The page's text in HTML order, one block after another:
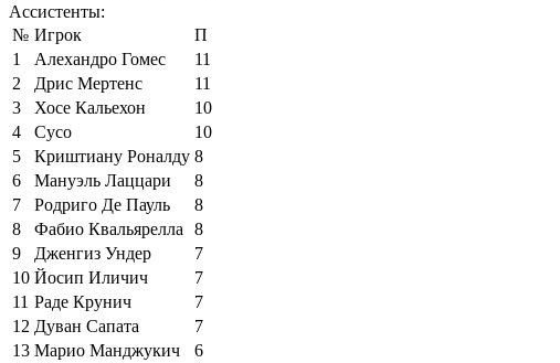
Ассистенты:
№ Игрок
П
1
Алехандро Гомес
11
2
Дрис Мертенс
11
3
Хосе Кальехон
10
4
Сусо
10
5
Криштиану Роналду 8
6
Мануэль Лаццари
8
7
Родриго Де Пауль
8
8
Фабио Квальярелла
8
9
Дженгиз Ундер
7
10 Йосип Иличич
7
11 Раде Крунич
7
12 Дуван Сапата
7
13 Марио Манджукич
6